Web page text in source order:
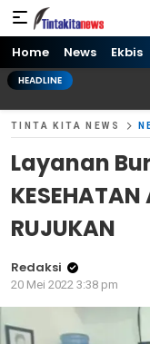
Tinta kita News
Informasi Terkini
Home News Ekbis
HEADLINE
TINTA KITA NEWS
Layanan
KESEHATAN
RUJUKAN
Redaksi
20 Mei 2022 3:38 pm